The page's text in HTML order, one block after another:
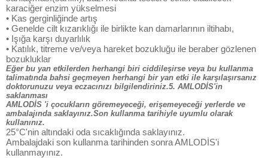
karaciğer enzim yükselmesi
• Kas gerginliğinde artış
• Genelde cilt kızarıklığı ile birlikte kan damarlarının iltihabı,
• Işığa karşı duyarlılık
• Katılık, titreme ve/veya hareket bozukluğu ile beraber gözlenen
bozukluklar
Eğer bu yan etkilerden herhangi biri ciddileşirse veya bu kullanma
talimatında bahsi geçmeyen herhangi bir yan etki ile karşılaşırsanız
doktorunuzu veya eczacınızı bilgilendiriniz.5. AMLODİS'in
saklanması
AMLODİS 'i çocukların göremeyeceği, erişemeyeceği yerlerde ve
ambalajında saklayınız.Son kullanma tarihiyle uyumlu olarak
kullanınız.
25°C'nin altındaki oda sıcaklığında saklayınız.
Ambalajdaki son kullanma tarihinden sonra AMLODİS'i
kullanmayınız.